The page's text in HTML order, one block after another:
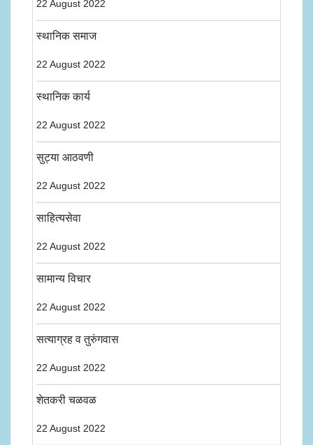
22 August 2022
स्थानिक समाज
22 August 2022
स्थानिक कार्य
22 August 2022
सुट्या आठवणी
22 August 2022
साहित्यसेवा
22 August 2022
सामान्य विचार
22 August 2022
सत्याग्रह व तुरुंगवास
22 August 2022
शेतकरी चळवळ
22 August 2022